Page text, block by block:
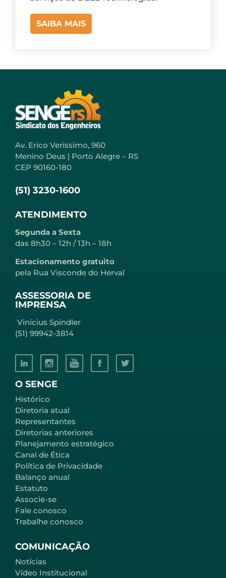
SAIBA MAIS
O SENGE
Histórico
Diretoria atual
Representantes
Diretorias anteriores
Planejamento estratégico
Canal de Ética
Política de Privacidade
Balanço anual
Estatuto
Associe-se
Fale conosco
Trabalhe conosco
COMUNICAÇÃO
Notícias
Vídeo Institucional
Av. Erico Verissimo, 960
Menino Deus | Porto Alegre – RS
CEP 90160-180
(51) 3230-1600
ATENDIMENTO
Segunda a Sexta
das 8h30 – 12h / 13h – 18h
Estacionamento gratuito
pela Rua Visconde do Herval
ASSESSORIA DE
IMPRENSA
Vinícius Spindler
(51) 99942-3814